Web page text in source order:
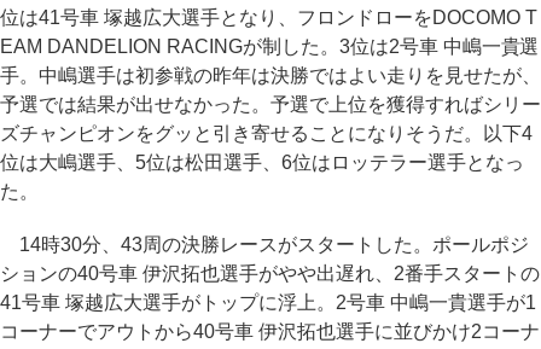
位は41号車 塚越広大選手となり、フロンドローをDOCOMO T
EAM DANDELION RACINGが制した。3位は2号車 中嶋一貴選
手。中嶋選手は初参戦の昨年は決勝ではよい走りを見せたが、
予選では結果が出せなかった。予選で上位を獲得すればシリー
ズチャンピオンをグッと引き寄せることになりそうだ。以下4
位は大嶋選手、5位は松田選手、6位はロッテラー選手となっ
た。
14時30分、43周の決勝レースがスタートした。ポールポジ
ションの40号車 伊沢拓也選手がやや出遅れ、2番手スタートの
41号車 塚越広大選手がトップに浮上。2号車 中嶋一貴選手が1
コーナーでアウトから40号車 伊沢拓也選手に並びかけ2コーナ